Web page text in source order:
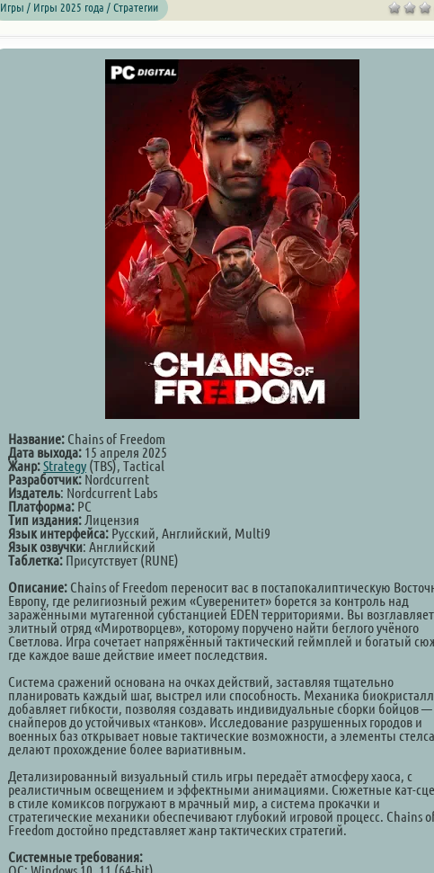
Игры / Игры 2025 года / Стратегии
Название: Chains of Freedom
Дата выхода: 15 апреля 2025
Жанр:Strategy (TBS), Tactical
Разработчик:Nordcurrent
Издатель: Nordcurrent Labs
Платформа: PC
Тип издания: Лицензия
Язык интерфейса: Русский, Английский, Multi9
Язык озвучки: Английский
Таблетка: Присутствует (RUNE)
Описание: Chains of Freedom переносит вас в постапокалиптическую
Европу, где религиозный режим «Суверенитет» борется за контроль над
заражёнными мутагенной субстанцией EDEN территориями. Вы
элитный отряд «Миротворцев», которому поручено найти беглого учёного
Светлова. Игра сочетает напряжённый тактический геймплей и богатый
где каждое ваше действие имеет последствия.
Система сражений основана на очках действий, заставляя тщательно
планировать каждый шаг, выстрел или способность. Механика
добавляет гибкости, позволяя создавать индивидуальные сборки бойцов —
снайперов до устойчивых «танков». Исследование разрушенных городов и
военных баз открывает новые тактические возможности, а элементы стелса
делают прохождение более вариативным.
Детализированный визуальный стиль игры передаёт атмосферу хаоса, с
реалистичным освещением и эффектными анимациями. Сюжетные кат-
в стиле комиксов погружают в мрачный мир, а система прокачки и
стратегические механики обеспечивают глубокий игровой процесс. Chains
Freedom достойно представляет жанр тактических стратегий.
Системные требования: